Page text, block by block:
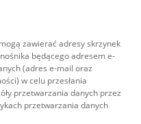
zawierać adresy skrzynek
będącego adresem e-
(adres e-mail oraz
w celu przesłania
przetwarzania danych przez
przetwarzania danych